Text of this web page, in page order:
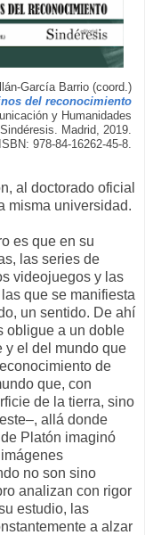
García Barrio (coord.)
del reconocimiento
y Humanidades
Madrid, 2019.
ISBN: 978-84-16262-45-8.
al doctorado oficial
misma universidad.
es que en su
las series de
videojuegos y las
que se manifiesta
un sentido. De ahí
obligue a un doble
y el del mundo que
de
que, con
de la tierra, sino
allá donde
Platón imaginó
no son sino
analizan con rigor
estudio, las
a alzar